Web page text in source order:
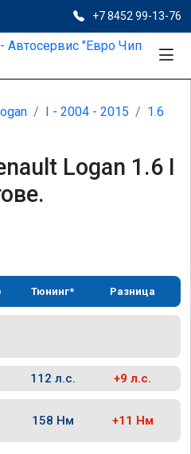
+7 8452 99-13-76
I - 2004 - 2015
1.6
Logan 1.6 I
Тюнинг* Разница
112 л.с. +9 л.с.
158 Нм +11 Нм